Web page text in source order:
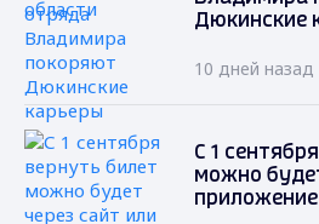
Дюкинские
10 дней назад
С 1
можно